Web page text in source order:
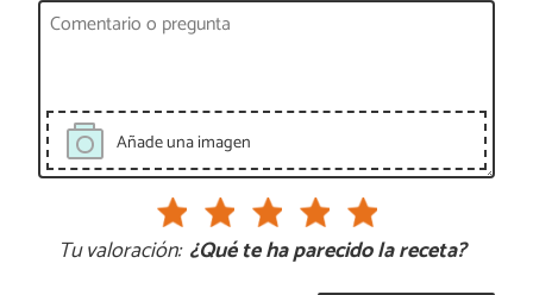
Añade una imagen
Tu valoración: ¿Qué te ha parecido la receta?